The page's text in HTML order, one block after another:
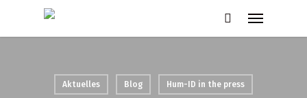
Menu
Aktuelles Blog Hum-ID in the press